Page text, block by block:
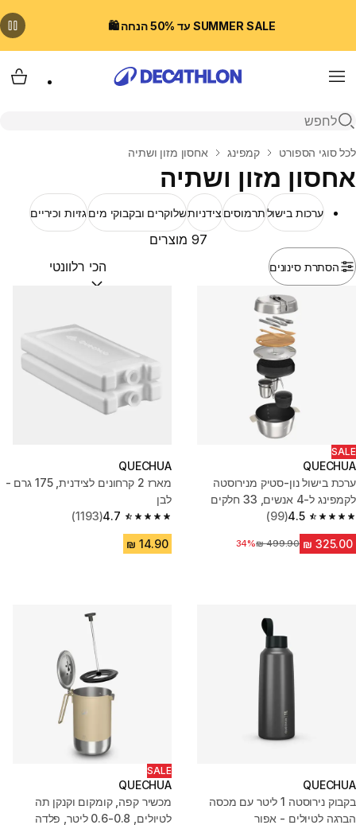
SUMMER SALE עד 50% הנחה 🛍️
Menu
פתיחת חיפוש
בית
לכל סוגי הספורט קמפינג אחסון מזון ושתיה
אחסון מזון ושתיה
ערכות בישולתרמוסים צידניותשלוקרים ובקבוקי מיםגזיות וכיריים
הסתרת סינונים
97 מוצרים
מיין לפי:(optional)
SALE
QUECHUA
ערכת בישול נון-סטיק מנירוסטה
לקמפינג ל-4 אנשים, ‏33 חלקים
4.5
4.5 out of 5 stars from 99 reviews
(99)
מחיר לפני הנחה
34%
QUECHUA
מארז 2 קרחונים לצידנית, 175 גרם -
לבן
4.7
4.7 out of 5 stars from 1193 reviews
(1193)
QUECHUA
בקבוק נירוסטה 1 ליטר עם מכסה
הברגה לטיולים - אפור
SALE
QUECHUA
מכשיר קפה, קומקום וקנקן תה
לטיולים, 0.6-0.8 ליטר, פלדה